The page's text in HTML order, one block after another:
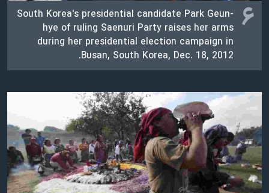
۶
South Korea's presidential candidate Park Geun-
hye of ruling Saenuri Party raises her arms
during her presidential election campaign in
Busan, South Korea, Dec. 18, 2012.